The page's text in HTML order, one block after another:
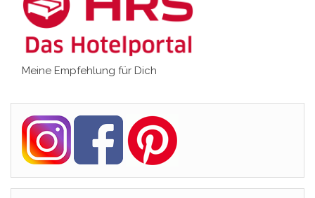
Meine Empfehlung für Dich